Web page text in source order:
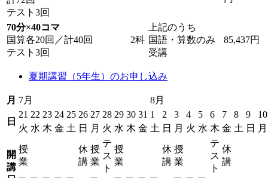
テスト3回
70分×40コマ
国算各20回／計40回
テスト3回
2科
上記のうち
国語・算数のみ
受講
85,437円
夏期講習（5年生）のお申し込み
月 7月 8月
日
21 22 23 24 25 26 27 28 29 30 31 1 2 3 4 5 6 7 8 9
10
火 水 木 金 土 日 月 火 水 木 金 土 日 月 火 水 木 金 土 日 月
開
講
授
業
休
講
授
業
テ
ス
ト
授
業
休
講
授
業
テ
ス
ト
休
講